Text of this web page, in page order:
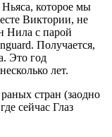
которое мы
Виктории, не
Нила с парой
Получается,
Это год
лет.
стран (заодно
сейчас Глаз